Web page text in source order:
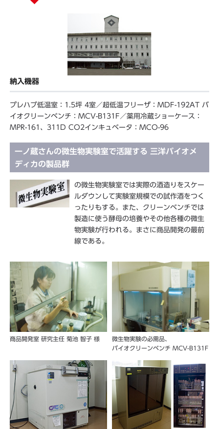
納入機器
プレハブ低温室：1.5坪 4室／超低温フリーザ：MDF-192AT バ
イオクリーンベンチ：MCV-B131F／薬用冷蔵ショーケース：
MPR-161、311D CO2インキュベータ：MCO-96
一ノ蔵さんの微生物実験室で活躍する 三洋バイオメ
ディカの製品群
の微生物実験室では実際の酒造りをスケー
ルダウンして実験室規模での試作酒をつく
ったりもする。また、クリーンベンチでは
製造に使う酵母の培養やその他各種の微生
物実験が行われる。まさに商品開発の最前
線である。
商品開発室 研究主任 菊池 智子 様
微生物実験の必需品、
バイオクリーンベンチ MCV-B131F